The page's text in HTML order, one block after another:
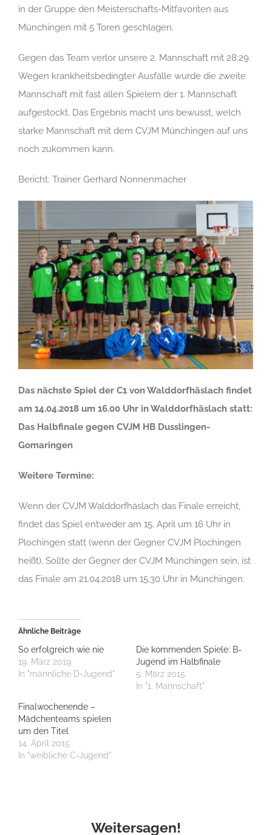
in der Gruppe den Meisterschafts-Mitfavoriten aus
Münchingen mit 5 Toren geschlagen.
Gegen das Team verlor unsere 2. Mannschaft mit 28:29.
Wegen krankheitsbedingter Ausfälle wurde die zweite
Mannschaft mit fast allen Spielern der 1. Mannschaft
aufgestockt. Das Ergebnis macht uns bewusst, welch
starke Mannschaft mit dem CVJM Münchingen auf uns
noch zukommen kann.
Bericht: Trainer Gerhard Nonnenmacher
Das nächste Spiel der C1 von Walddorfhäslach findet
am 14.04.2018 um 16.00 Uhr in Walddorfhäslach statt:
Das Halbfinale gegen CVJM HB Dusslingen-
Gomaringen
Weitere Termine:
Wenn der CVJM Walddorfhäslach das Finale erreicht,
findet das Spiel entweder am 15. April um 16 Uhr in
Plochingen statt (wenn der Gegner CVJM Plochingen
heißt). Sollte der Gegner der CVJM Münchingen sein, ist
das Finale am 21.04.2018 um 15.30 Uhr in Münchingen.
Ähnliche Beiträge
So erfolgreich wie nie
19. März 2019
In "männliche D-Jugend"
Die kommenden Spiele: B-
Jugend im Halbfinale
5. März 2015
In "1. Mannschaft"
Finalwochenende –
Mädchenteams spielen
um den Titel
14. April 2015
In "weibliche C-Jugend"
Weitersagen!